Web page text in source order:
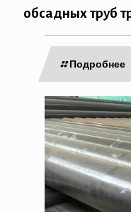
обсадных труб
Подробнее